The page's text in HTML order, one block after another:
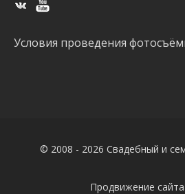
Условия проведения
© 2008 - 2026 Свадебный и
Продвижение сайта